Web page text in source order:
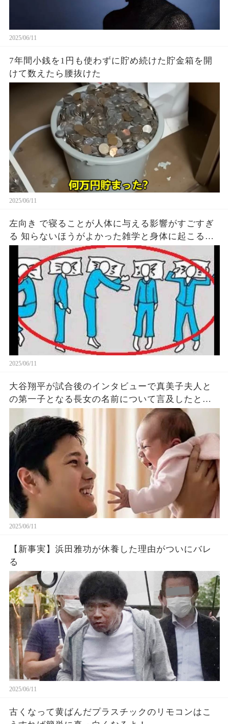
2025/06/11
7年間小銭を1円も使わずに貯め続けた貯金箱を開
けて数えたら腰抜けた
2025/06/11
左向き で寝ることが人体に与える影響がすごすぎ
る 知らないほうがよかった雑学と身体に起こる現
象がヤバい… 驚くべき 大人の 面白いけど知ると後
悔
2025/06/11
大谷翔平が試合後のインタビューで真美子夫人と
の第一子となる長女の名前について言及したと話
題に！山本由伸や佐々木朗希は知ってそう！
2025/06/11
【新事実】浜田雅功が休養した理由がついにバレ
る
2025/06/11
古くなって黄ばんだプラスチックのリモコンはこ